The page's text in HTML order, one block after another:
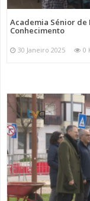
Academia Sénior de
Conhecimento
30 Janeiro 2025 0